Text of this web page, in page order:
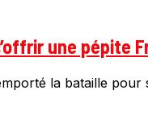
une pépite
la bataille pour